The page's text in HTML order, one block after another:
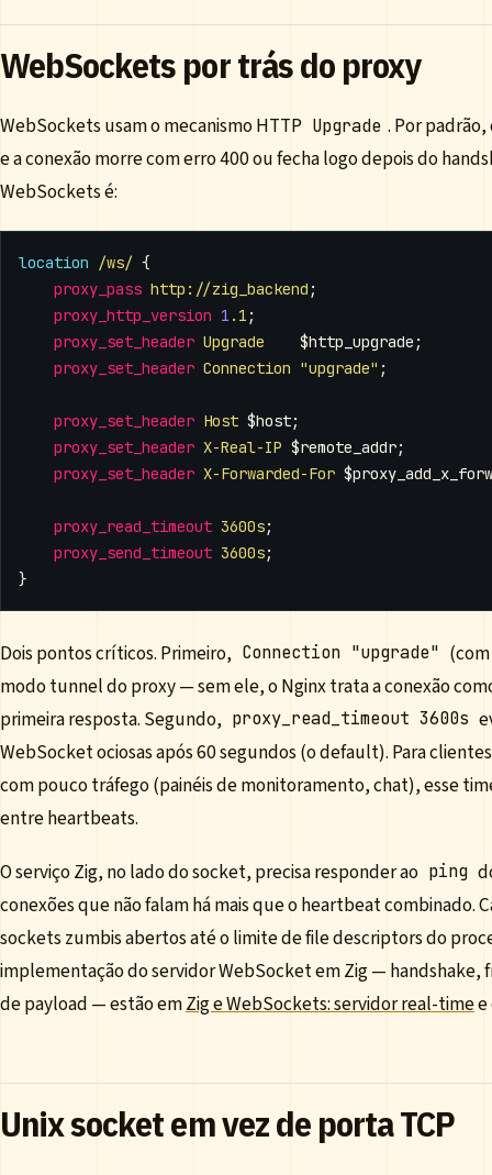
WebSockets por trás do proxy
WebSockets usam o mecanismo HTTP Upgrade . Por
e a conexão morre com erro 400 ou fecha logo depois do
WebSockets é:
location /ws/ {
proxy_pass http://zig_backend ;
proxy_http_version 1 .1 ;
proxy_set_header Upgrade $http_upgrade ;
proxy_set_header Connection "upgrade" ;
proxy_set_header Host $host;
proxy_set_header X-Real-IP $remote_addr;
proxy_set_header X-Forwarded-For
proxy_read_timeout 3600s;
proxy_send_timeout 3600s;
}
Dois pontos críticos. Primeiro, Connection "upgrade"
modo tunnel do proxy — sem ele, o Nginx trata a conexão
primeira resposta. Segundo, proxy_read_timeout 3600s
WebSocket ociosas após 60 segundos (o default). Para
com pouco tráfego (painéis de monitoramento, chat), esse
entre heartbeats.
O serviço Zig, no lado do socket, precisa responder ao ping
conexões que não falam há mais que o heartbeat combinado.
sockets zumbis abertos até o limite de file descriptors do
implementação do servidor WebSocket em Zig —
de payload — estão emZig e WebSockets: servidor real-time
Unix socket em vez de porta TCP